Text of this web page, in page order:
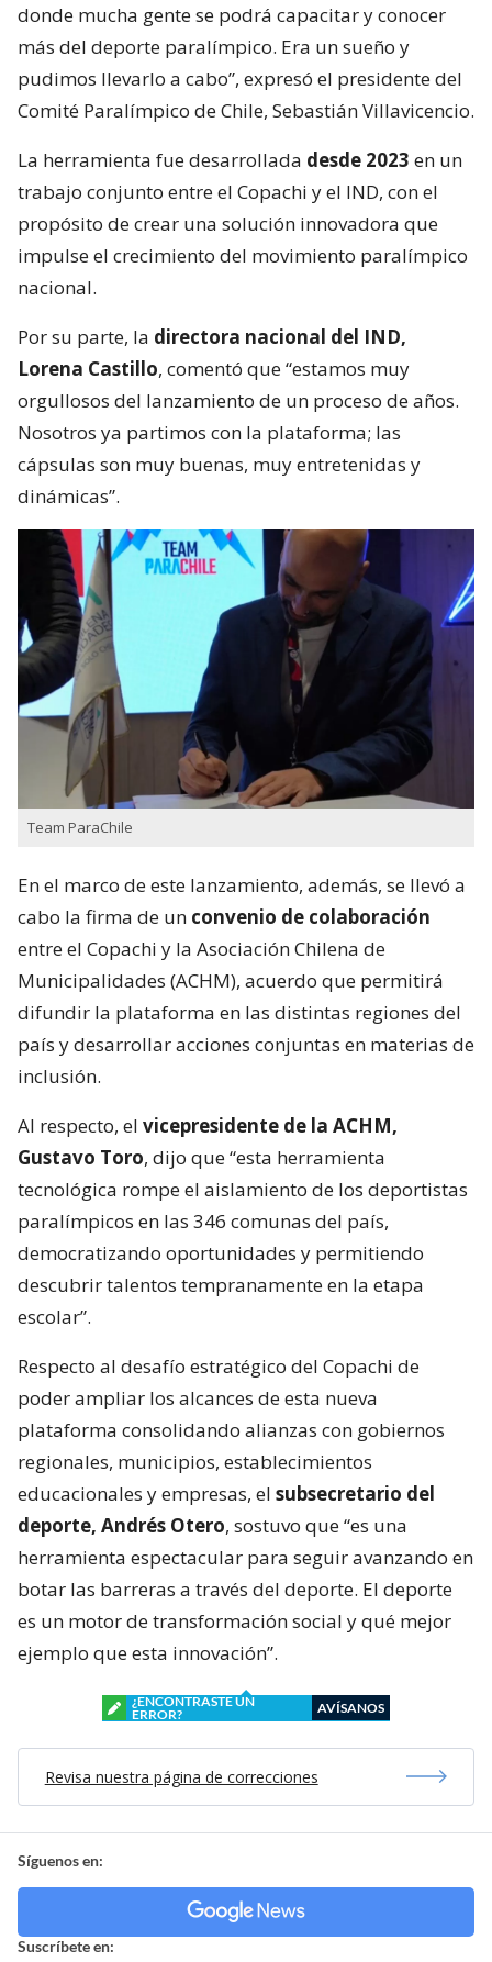
donde mucha gente se podrá capacitar y conocer
más del deporte paralímpico. Era un sueño y
pudimos llevarlo a cabo”, expresó el presidente del
Comité Paralímpico de Chile, Sebastián Villavicencio.
La herramienta fue desarrollada desde 2023 en un
trabajo conjunto entre el Copachi y el IND, con el
propósito de crear una solución innovadora que
impulse el crecimiento del movimiento paralímpico
nacional.
Por su parte, la directora nacional del IND,
Lorena Castillo, comentó que “estamos muy
orgullosos del lanzamiento de un proceso de años.
Nosotros ya partimos con la plataforma; las
cápsulas son muy buenas, muy entretenidas y
dinámicas”.
Team ParaChile
En el marco de este lanzamiento, además, se llevó a
cabo la firma de un convenio de colaboración
entre el Copachi y la Asociación Chilena de
Municipalidades (ACHM), acuerdo que permitirá
difundir la plataforma en las distintas regiones del
país y desarrollar acciones conjuntas en materias de
inclusión.
Al respecto, el vicepresidente de la ACHM,
Gustavo Toro, dijo que “esta herramienta
tecnológica rompe el aislamiento de los deportistas
paralímpicos en las 346 comunas del país,
democratizando oportunidades y permitiendo
descubrir talentos tempranamente en la etapa
escolar”.
Respecto al desafío estratégico del Copachi de
poder ampliar los alcances de esta nueva
plataforma consolidando alianzas con gobiernos
regionales, municipios, establecimientos
educacionales y empresas, el subsecretario del
deporte, Andrés Otero, sostuvo que “es una
herramienta espectacular para seguir avanzando en
botar las barreras a través del deporte. El deporte
es un motor de transformación social y qué mejor
ejemplo que esta innovación”.
¿ENCONTRASTE UN
ERROR?
AVÍSANOS
Revisa nuestra página de correcciones
Síguenos en:
Suscríbete en: